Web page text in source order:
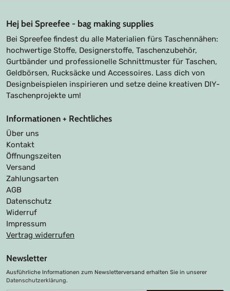
Hej bei Spreefee - bag making supplies
Bei Spreefee findest du alle Materialien fürs Taschennähen:
hochwertige Stoffe, Designerstoffe, Taschenzubehör,
Gurtbänder und professionelle Schnittmuster für Taschen,
Geldbörsen, Rucksäcke und Accessoires. Lass dich von
Designbeispielen inspirieren und setze deine kreativen DIY-
Taschenprojekte um!
Informationen + Rechtliches
Über uns
Kontakt
Öffnungszeiten
Versand
Zahlungsarten
AGB
Datenschutz
Widerruf
Impressum
Vertrag widerrufen
Newsletter
Ausführliche Informationen zum Newsletterversand erhalten Sie in unserer
Datenschutzerklärung.